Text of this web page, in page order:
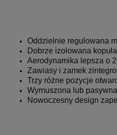
Oddzielnie regulowana
Dobrze izolowana
Aerodynamika lepsza o
Zawiasy i zamek
Trzy różne pozycje
Wymuszona lub
Nowoczesny design